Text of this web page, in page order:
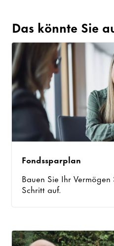
Das könnte Sie
Fondssparplan
Bauen Sie Ihr
Schritt auf.